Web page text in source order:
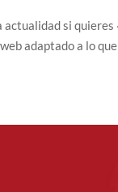
si
adaptado a lo